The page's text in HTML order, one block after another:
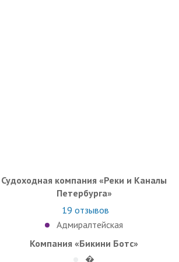
Судоходная компания «Реки и Каналы
Петербурга»
19 отзывов
Адмиралтейская
Компания «Бикини Ботс»
�